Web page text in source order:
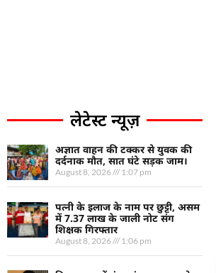
लेटेस्ट न्यूज़
अज्ञात वाहन की टक्कर से युवक की
दर्दनाक मौत, सात घंटे सड़क जाम।
August 8, 2026 1:07 pm
पत्नी के इलाज के नाम पर छुट्टी, असम
में 7.37 लाख के जाली नोट संग
शिक्षक गिरफ्तार
August 8, 2026 1:06 pm